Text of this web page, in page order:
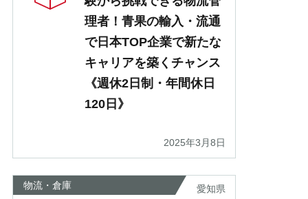
理者！青果の輸入・流通
で日本TOP企業で新たな
キャリアを築くチャンス
《週休2日制・年間休日
120日》
2025年3月8日
物流・倉庫 愛知県